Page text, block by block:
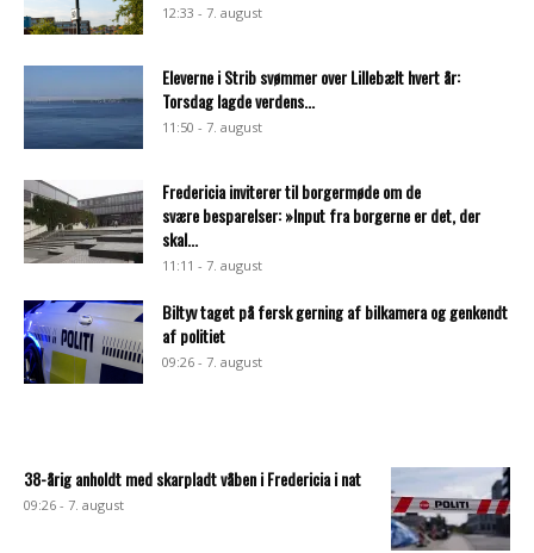
12:33 - 7. august
Eleverne i Strib svømmer over Lillebælt hvert år:
Torsdag lagde verdens...
11:50 - 7. august
Fredericia inviterer til borgermøde om de
svære besparelser: »Input fra borgerne er det, der
skal...
11:11 - 7. august
Biltyv taget på fersk gerning af bilkamera og genkendt
af politiet
09:26 - 7. august
38-årig anholdt med skarpladt våben i Fredericia i nat
09:26 - 7. august